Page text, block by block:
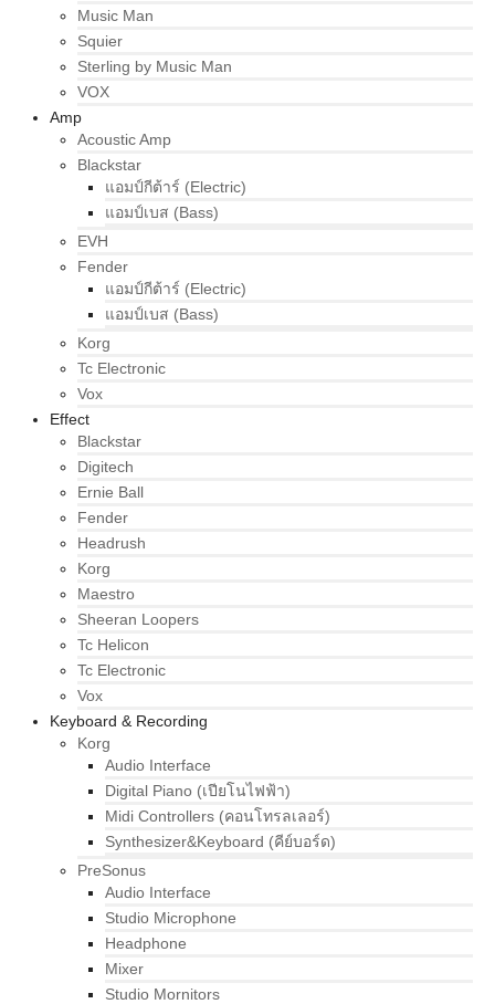
Music Man
Squier
Sterling by Music Man
VOX
Amp
Acoustic Amp
Blackstar
แอมป์กีต้าร์ (Electric)
แอมป์เบส (Bass)
EVH
Fender
แอมป์กีต้าร์ (Electric)
แอมป์เบส (Bass)
Korg
Tc Electronic
Vox
Effect
Blackstar
Digitech
Ernie Ball
Fender
Headrush
Korg
Maestro
Sheeran Loopers
Tc Helicon
Tc Electronic
Vox
Keyboard & Recording
Korg
Audio Interface
Digital Piano (เปียโนไฟฟ้า)
Midi Controllers (คอนโทรลเลอร์)
Synthesizer&Keyboard (คีย์บอร์ด)
PreSonus
Audio Interface
Studio Microphone
Headphone
Mixer
Studio Mornitors